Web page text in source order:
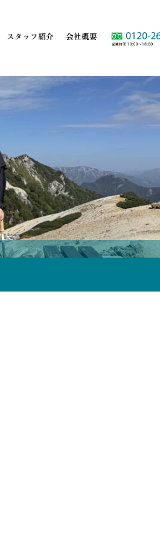
スタッフ紹介 会社概要